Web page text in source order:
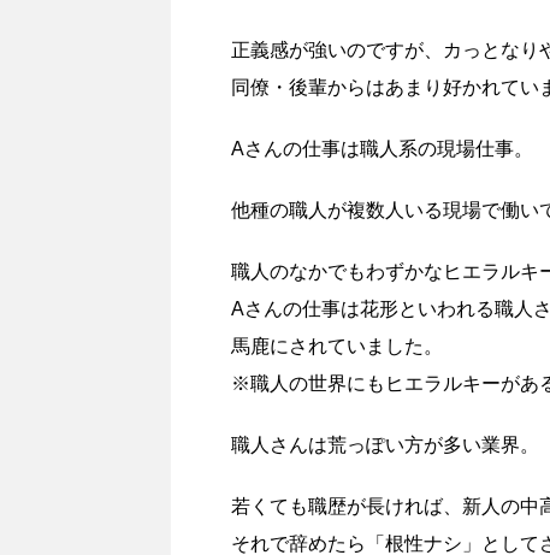
正義感が強いのですが、カっとなり
同僚・後輩からはあまり好かれてい
Aさんの仕事は職人系の現場仕事。
他種の職人が複数人いる現場で働い
職人のなかでもわずかなヒエラルキ
Aさんの仕事は花形といわれる職人
馬鹿にされていました。
※職人の世界にもヒエラルキーがあ
職人さんは荒っぽい方が多い業界。
若くても職歴が長ければ、新人の中
それで辞めたら「根性ナシ」として